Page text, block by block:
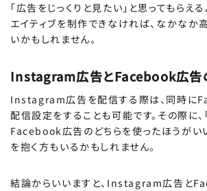
「広告をじっくりと見たい」と思ってもらえ
エイティブを制作できなければ、なかなか
いかもしれません。
Instagram広告とFacebook広告
Instagram広告を配信する際は、同時に
配信設定をすることも可能です。その際に
Facebook広告のどちらを使ったほうがい
を抱く方もいるかもしれません。
結論からいいますと、Instagram広告と